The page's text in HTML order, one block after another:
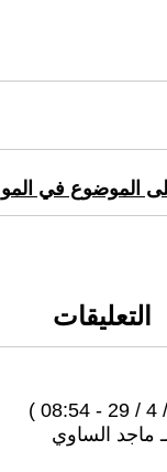
الموضوع في
التعليقات
ماجد الساوي